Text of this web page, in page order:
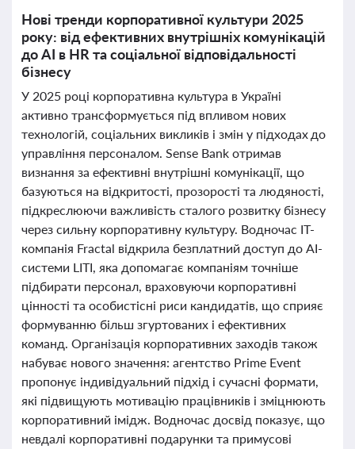
Нові тренди корпоративної культури 2025
року: від ефективних внутрішніх комунікацій
до AI в HR та соціальної відповідальності
бізнесу
У 2025 році корпоративна культура в Україні
активно трансформується під впливом нових
технологій, соціальних викликів і змін у підходах до
управління персоналом. Sense Bank отримав
визнання за ефективні внутрішні комунікації, що
базуються на відкритості, прозорості та людяності,
підкреслюючи важливість сталого розвитку бізнесу
через сильну корпоративну культуру. Водночас IT-
компанія Fractal відкрила безплатний доступ до AI-
системи LITI, яка допомагає компаніям точніше
підбирати персонал, враховуючи корпоративні
цінності та особистісні риси кандидатів, що сприяє
формуванню більш згуртованих і ефективних
команд. Організація корпоративних заходів також
набуває нового значення: агентство Prime Event
пропонує індивідуальний підхід і сучасні формати,
які підвищують мотивацію працівників і зміцнюють
корпоративний імідж. Водночас досвід показує, що
невдалі корпоративні подарунки та примусові